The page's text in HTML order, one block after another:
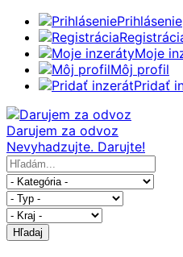
Prihlásenie
Moje
Môj profil
Pridať
Darujem za odvoz
Nevyhadzujte. Darujte!
Hľadaj